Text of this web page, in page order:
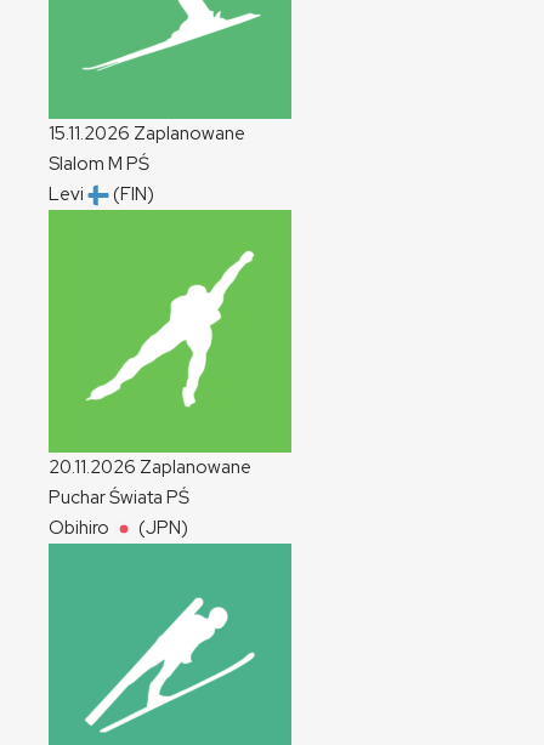
15.11.2026 Zaplanowane
Slalom M PŚ
Levi
(FIN)
20.11.2026 Zaplanowane
Puchar Świata PŚ
Obihiro
(JPN)